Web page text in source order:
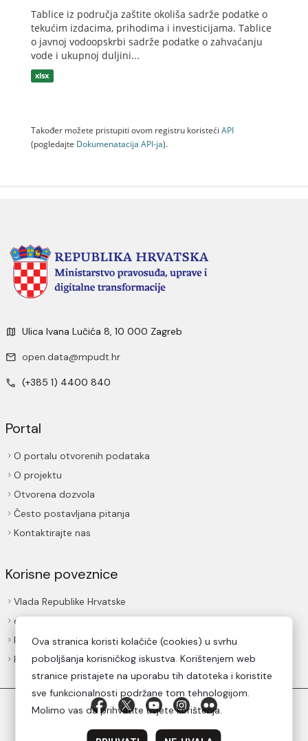
Tablice iz područja zaštite okoliša sadrže podatke o
tekućim izdacima, prihodima i investicijama. Tablice
o javnoj vodoopskrbi sadrže podatke o zahvaćanju
vode i ukupnoj duljini...
xlsx
Također možete pristupiti ovom registru koristeći API
(pogledajte Dokumenаtаcijа API-jа).